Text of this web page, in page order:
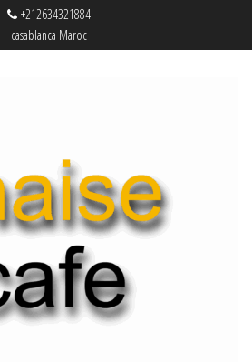
+212634321884
casablanca Maroc